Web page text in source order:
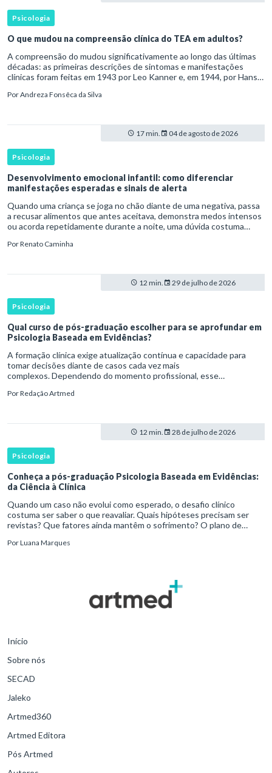
Psicologia
O que mudou na compreensão clínica do TEA em adultos?
A compreensão do mudou significativamente ao longo das últimas
décadas: as primeiras descrições de sintomas e manifestações
clínicas foram feitas em 1943 por Leo Kanner e, em 1944, por Hans
PorAndreza Fonsêca da Silva
17 min. 04 de agosto de 2026
Psicologia
Desenvolvimento emocional infantil: como diferenciar
manifestações esperadas e sinais de alerta
Quando uma criança se joga no chão diante de uma negativa, passa
a recusar alimentos que antes aceitava, demonstra medos intensos
ou acorda repetidamente durante a noite, uma dúvida costuma
PorRenato Caminha
12 min. 29 de julho de 2026
Psicologia
Qual curso de pós-graduação escolher para se aprofundar em
Psicologia Baseada em Evidências?
A formação clínica exige atualização contínua e capacidade para
tomar decisões diante de casos cada vez mais
complexos. Dependendo do momento profissional, esse
aprofundamento em ou a especializaçã
PorRedação Artmed
12 min. 28 de julho de 2026
Psicologia
Conheça a pós-graduação Psicologia Baseada em Evidências:
da Ciência à Clínica
Quando um caso não evolui como esperado, o desafio clínico
costuma ser saber o que reavaliar. Quais hipóteses precisam ser
revistas? Que fatores ainda mantêm o sofrimento? O plano de
necessidades d
PorLuana Marques
Início
Sobre nós
SECAD
Jaleko
Artmed360
Artmed Editora
Pós Artmed